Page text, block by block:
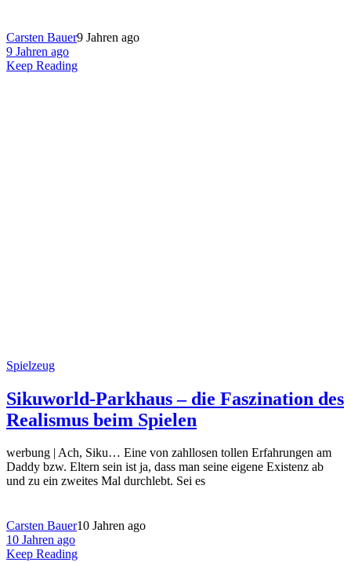
Carsten Bauer9 Jahren ago
9 Jahren ago
Keep Reading
Spielzeug
Sikuworld-Parkhaus – die Faszination des
Realismus beim Spielen
werbung | Ach, Siku… Eine von zahllosen tollen Erfahrungen am
Daddy bzw. Eltern sein ist ja, dass man seine eigene Existenz ab
und zu ein zweites Mal durchlebt. Sei es
Carsten Bauer10 Jahren ago
10 Jahren ago
Keep Reading